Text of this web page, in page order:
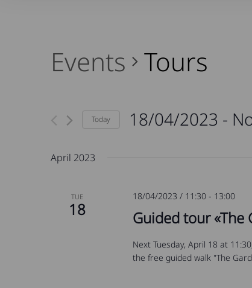
Events Tours
Today 18/04/2023 -
April 2023
TUE
18
18/04/2023 / 11:30- 13:00
Guided tour «The
Next Tuesday, April 18 at
the free guided walk "The